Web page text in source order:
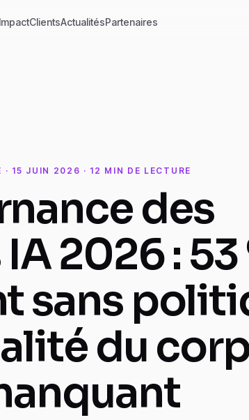
ImpactClientsActualitésPartenaires
· 15 JUIN 2026 · 12 MIN DE LECTURE
des
2026 : 53
sans
du